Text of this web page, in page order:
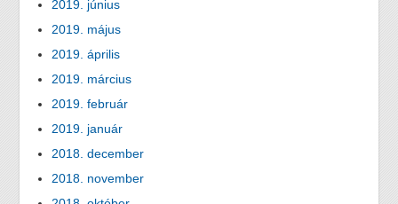
2019. június
2019. május
2019. április
2019. március
2019. február
2019. január
2018. december
2018. november